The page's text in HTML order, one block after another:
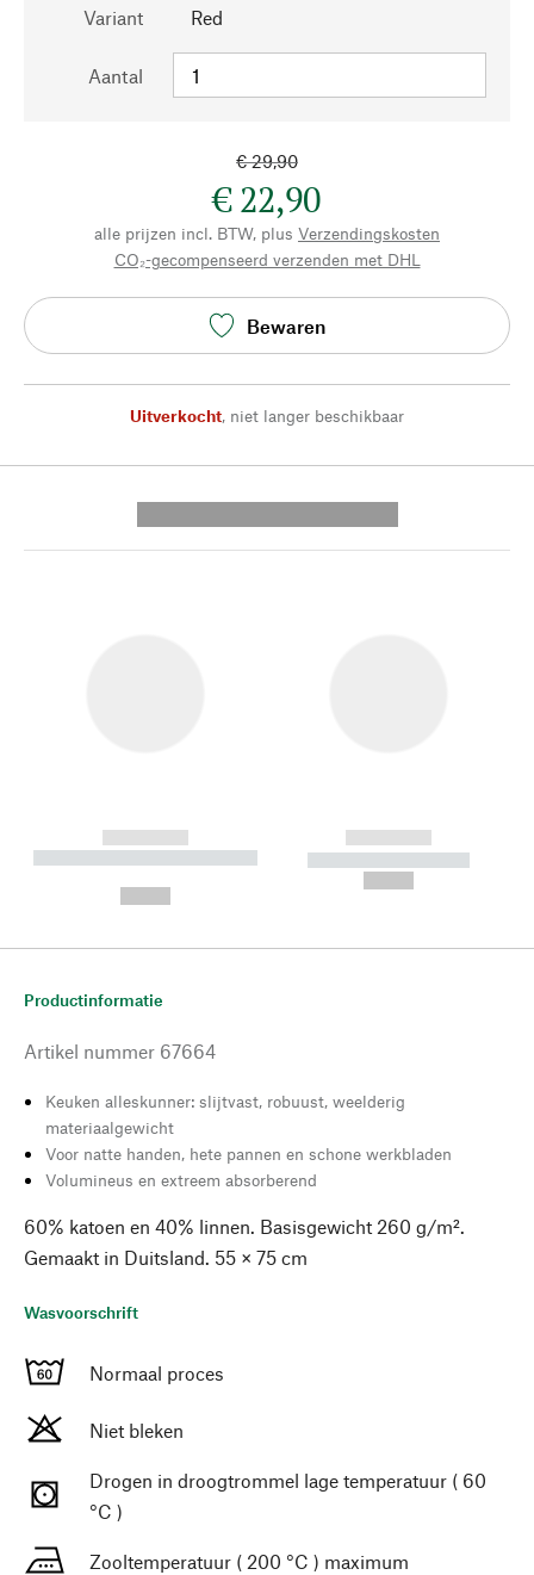
Variant Red
Aantal
€ 29,90
€ 22,90
alle prijzen incl. BTW, plus Verzendingskosten
CO₂-gecompenseerd verzenden met DHL
Bewaren
Uitverkocht, niet langer beschikbaar
------------
----------- ----------- --------
------------
----------- -----------
Productinformatie
Artikel nummer 67664
Keuken alleskunner: slijtvast, robuust, weelderig
materiaalgewicht
Voor natte handen, hete pannen en schone werkbladen
Volumineus en extreem absorberend
60% katoen en 40% linnen. Basisgewicht 260 g/m².
Gemaakt in Duitsland. 55 × 75 cm
Wasvoorschrift
Normaal proces
Niet bleken
Drogen in droogtrommel lage temperatuur ( 60
°C )
Zooltemperatuur ( 200 °C ) maximum